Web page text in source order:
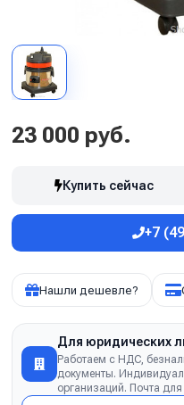
23 000 руб.
Купить сейчас
+7
Нашли дешевле?
Для юридических
Работаем с НДС,
документы.
организаций. Почта